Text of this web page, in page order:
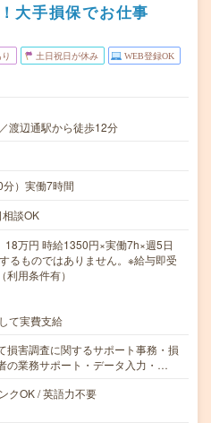
大手損保でお仕事
土日祝日が休み WEB登録OK
渡辺通駅から徒歩12分
）実働7時間
談OK
万円 時給1350円×実働7h×週5日
るものではありません。※給与即受
用条件有）
て実費支給
損害調査に関するサポート事務・損
の業務サポート・データ入力・…
クOK / 英語力不要